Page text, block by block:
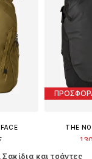
THE
Σακίδια και τσάντες